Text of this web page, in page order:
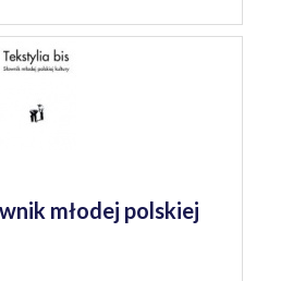
młodej polskiej